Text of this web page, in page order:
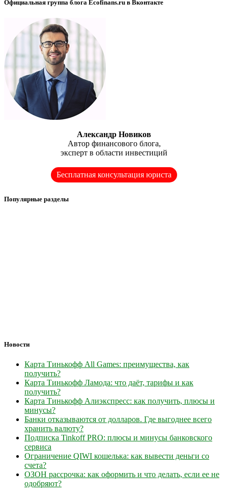
Официальная группа блога Ecofinans.ru в Вконтакте
Александр Новиков
Автор финансового блога,
эксперт в области инвестиций
Бесплатная консультация юриста
Популярные разделы
Новости
Карта Тинькофф All Games: преимущества, как
получить?
Карта Тинькофф Ламода: что даёт, тарифы и как
получить?
Карта Тинькофф Алиэкспресс: как получить, плюсы и
минусы?
Банки отказываются от долларов. Где выгоднее всего
хранить валюту?
Подписка Tinkoff PRO: плюсы и минусы банковского
сервиса
Ограничение QIWI кошелька: как вывести деньги со
счета?
ОЗОН рассрочка: как оформить и что делать, если ее не
одобряют?